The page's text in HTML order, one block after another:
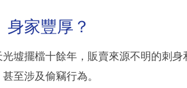
身家豐厚？
墟擺檔十餘年，販賣來源不明的刺
至涉及偷竊行為。